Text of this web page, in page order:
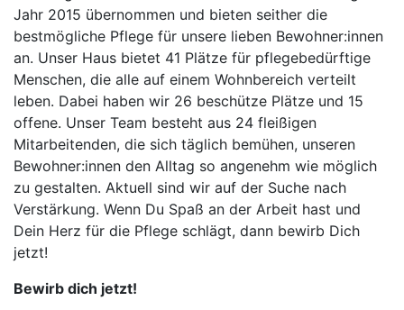
Jahr 2015 übernommen und bieten seither die
bestmögliche Pflege für unsere lieben Bewohner:innen
an. Unser Haus bietet 41 Plätze für pflegebedürftige
Menschen, die alle auf einem Wohnbereich verteilt
leben. Dabei haben wir 26 beschütze Plätze und 15
offene. Unser Team besteht aus 24 fleißigen
Mitarbeitenden, die sich täglich bemühen, unseren
Bewohner:innen den Alltag so angenehm wie möglich
zu gestalten. Aktuell sind wir auf der Suche nach
Verstärkung. Wenn Du Spaß an der Arbeit hast und
Dein Herz für die Pflege schlägt, dann bewirb Dich
jetzt!
Bewirb dich jetzt!